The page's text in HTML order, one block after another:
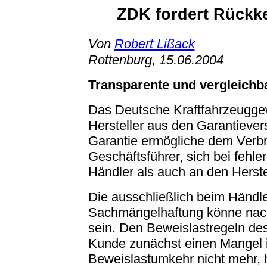
ZDK fordert
Von Robert Lißack
Rottenburg, 15.06.2004
Transparente und
Das Deutsche
Hersteller aus den
Garantie ermögliche dem
Geschäftsführer, sich bei
Händler als auch an den
Die ausschließlich beim
Sachmängelhaftung könne
sein. Den Beweislastregeln
Kunde zunächst einen
Beweislastumkehr nicht